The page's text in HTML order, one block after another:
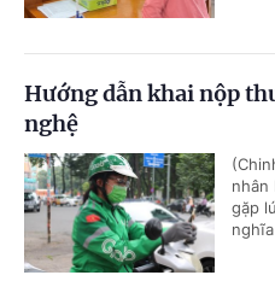
Hướng dẫn khai nộp
nghệ
nhân
gặp